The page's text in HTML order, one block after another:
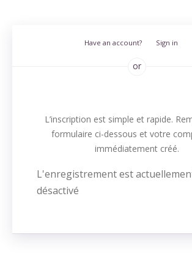
Have an account? Sign in
or
L’inscription est simple et rapide.
formulaire ci-dessous et votre
immédiatement créé.
L'enregistrement est
désactivé